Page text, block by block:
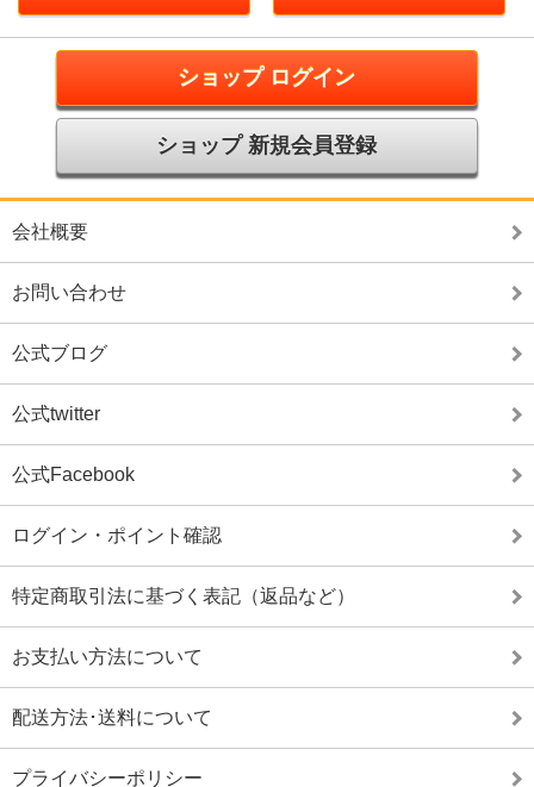
ショップ ログイン
ショップ 新規会員登録
会社概要
お問い合わせ
公式ブログ
公式twitter
公式Facebook
ログイン・ポイント確認
特定商取引法に基づく表記（返品など）
お支払い方法について
配送方法･送料について
プライバシーポリシー